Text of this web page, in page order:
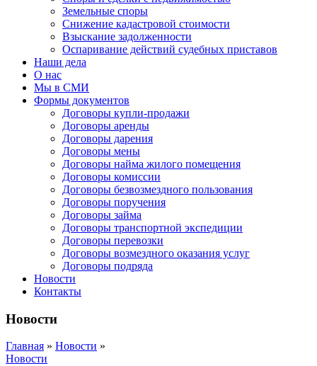
Земельные споры
Снижение кадастровой стоимости
Взыскание задолженности
Оспаривание действий судебных приставов
Наши дела
О нас
Мы в СМИ
Формы документов
Договоры купли-продажи
Договоры аренды
Договоры дарения
Договоры мены
Договоры найма жилого помещения
Договоры комиссии
Договоры безвозмездного пользования
Договоры поручения
Договоры займа
Договоры транспортной экспедиции
Договоры перевозки
Договоры возмездного оказания услуг
Договоры подряда
Новости
Контакты
Новости
Главная » Новости »
Новости